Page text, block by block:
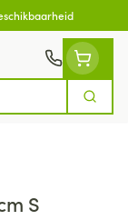
Zoek
S